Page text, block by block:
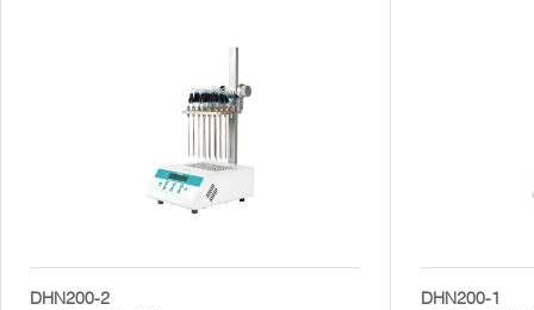
DHN200-2
DHN200-1